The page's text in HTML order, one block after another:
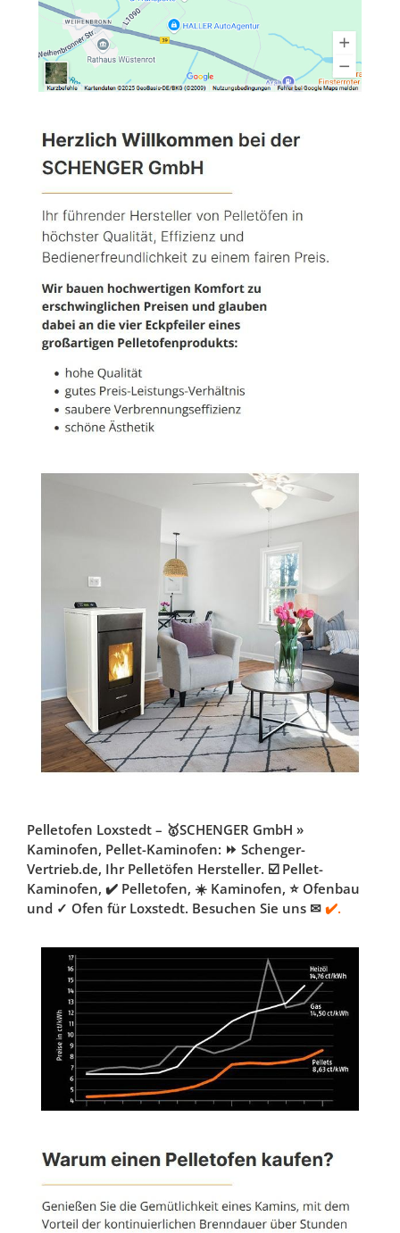
Pelletofen Loxstedt – 🥇SCHENGER GmbH »
Kaminofen, Pellet-Kaminofen: ⏩ Schenger-
Vertrieb.de, Ihr Pelletöfen Hersteller. ☑️ Pellet-
Kaminofen, ✔️ Pelletofen, ☀️ Kaminofen, ⭐ Ofenbau
und ✓ Ofen für Loxstedt. Besuchen Sie uns ✉ ✔️.